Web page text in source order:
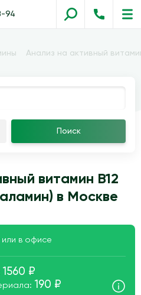
94
Анализ на активный
Поиск
витамин B12
в Москве
в офисе
1560 ₽
190 ₽